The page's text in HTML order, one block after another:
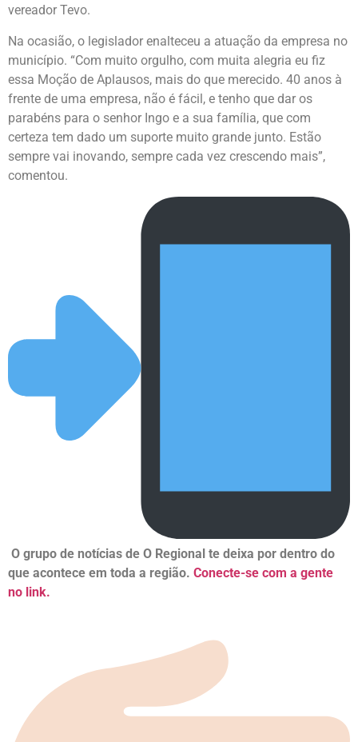
vereador Tevo.
Na ocasião, o legislador enalteceu a atuação da empresa no
município. “Com muito orgulho, com muita alegria eu fiz
essa Moção de Aplausos, mais do que merecido. 40 anos à
frente de uma empresa, não é fácil, e tenho que dar os
parabéns para o senhor Ingo e a sua família, que com
certeza tem dado um suporte muito grande junto. Estão
sempre vai inovando, sempre cada vez crescendo mais”,
comentou.
O grupo de notícias de O Regional te deixa por dentro do
que acontece em toda a região. Conecte-se com a gente
no link.